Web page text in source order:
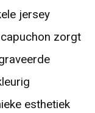
jersey
zorgt
esthetiek